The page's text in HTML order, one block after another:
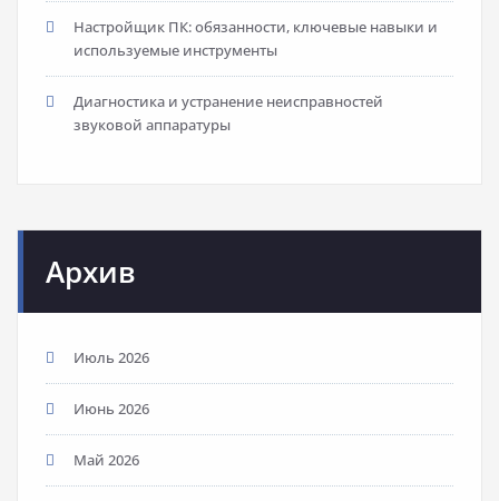
Настройщик ПК: обязанности, ключевые навыки и
используемые инструменты
Диагностика и устранение неисправностей
звуковой аппаратуры
Архив
Июль 2026
Июнь 2026
Май 2026